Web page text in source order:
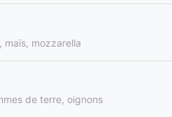
maïs, mozzarella
de terre, oignons